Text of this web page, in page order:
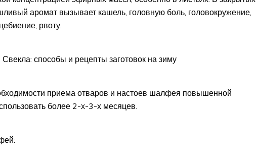
аромат вызывает кашель, головную боль, головокружение,
рвоту.
способы и рецепты заготовок на зиму
приема отваров и настоев шалфея повышенной
более 2-х-3-х месяцев.